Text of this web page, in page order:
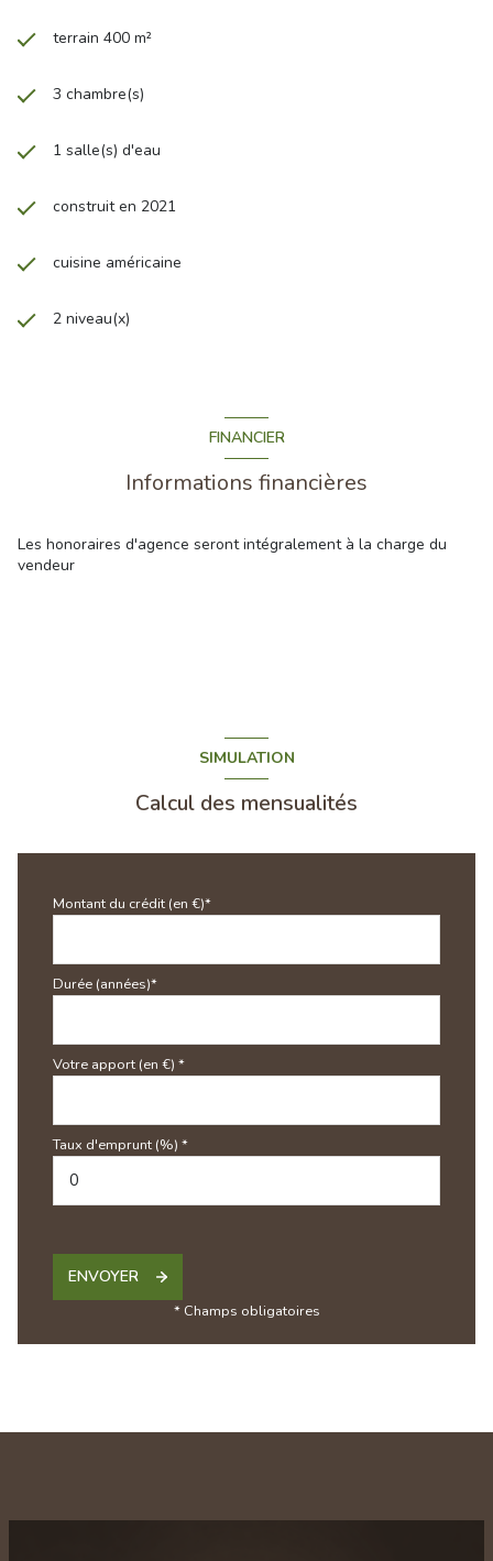
terrain 400 m²
3 chambre(s)
1 salle(s) d'eau
construit en 2021
cuisine américaine
2 niveau(x)
FINANCIER
Informations financières
Les honoraires d'agence seront intégralement à la charge du
vendeur
SIMULATION
Calcul des mensualités
Montant du crédit (en €)*
Durée (années)*
Votre apport (en €) *
Taux d'emprunt (%) *
ENVOYER
* Champs obligatoires